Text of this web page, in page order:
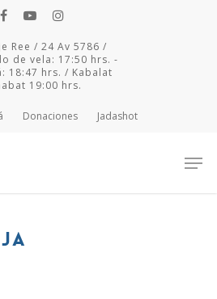
Ree / 24 Av 5786 /
de vela: 17:50 hrs. -
18:47 hrs. / Kabalat
19:00 hrs.
Donaciones Jadashot
or ESC to close